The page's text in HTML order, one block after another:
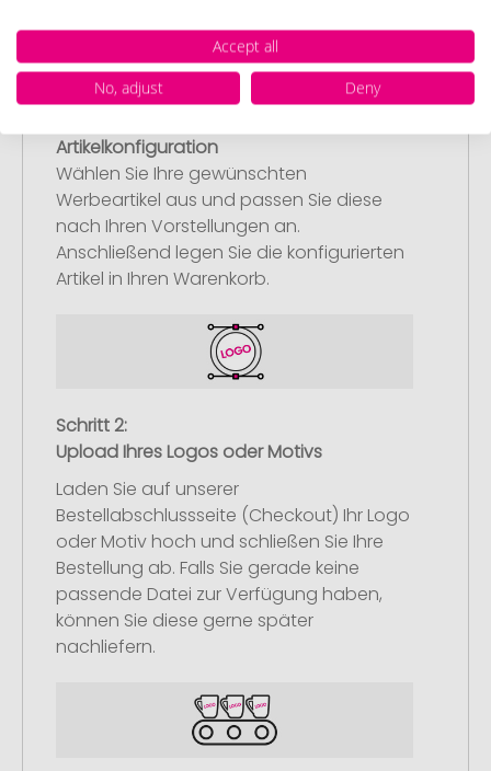
Artikelkonfiguration
Wählen Sie Ihre gewünschten
Werbeartikel aus und passen Sie diese
nach Ihren Vorstellungen an.
Anschließend legen Sie die konfigurierten
Artikel in Ihren Warenkorb.
Schritt 2:
Upload Ihres Logos oder Motivs
Laden Sie auf unserer
Bestellabschlussseite (Checkout) Ihr Logo
oder Motiv hoch und schließen Sie Ihre
Bestellung ab. Falls Sie gerade keine
passende Datei zur Verfügung haben,
können Sie diese gerne später
nachliefern.
Accept all
No, adjust
Deny